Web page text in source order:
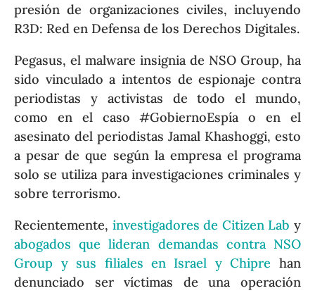
presión de organizaciones civiles, incluyendo
R3D: Red en Defensa de los Derechos Digitales.
Pegasus, el malware insignia de NSO Group, ha
sido vinculado a intentos de espionaje contra
periodistas y activistas de todo el mundo,
como en el caso #GobiernoEspía o en el
asesinato del periodistas Jamal Khashoggi, esto
a pesar de que según la empresa el programa
solo se utiliza para investigaciones criminales y
sobre terrorismo.
Recientemente, investigadores de Citizen Lab y
abogados que lideran demandas contra NSO
Group y sus filiales en Israel y Chipre han
denunciado ser víctimas de una operación